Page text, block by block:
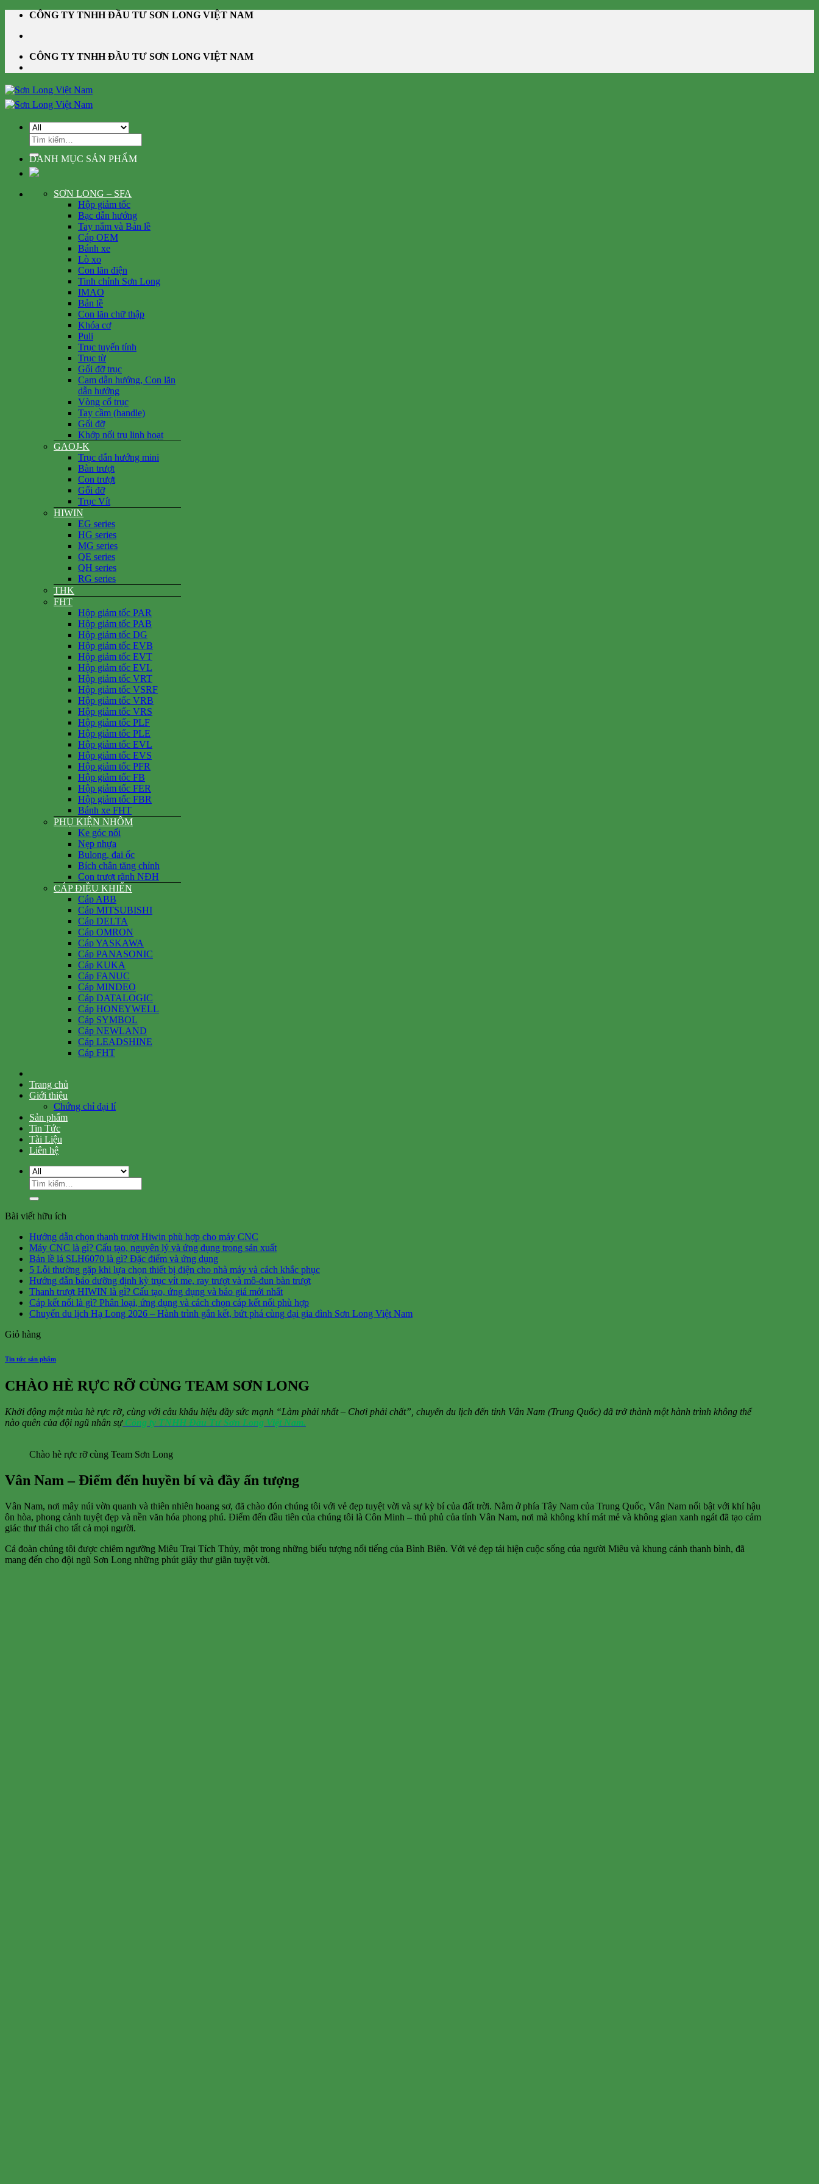
Skip
content
CÔNG TY TNHH ĐẦU TƯ SƠN LONG VIỆT NAM
CÔNG TY TNHH ĐẦU TƯ SƠN LONG VIỆT NAM
Tìm
kiếm:
DANH MỤC SẢN PHẨM
SƠN LONG – SFA
Hộp giảm tốc
Bạc dẫn hướng
Tay nắm và Bản lề
Cáp OEM
Bánh xe
Lò xo
Con lăn điện
Tinh chỉnh Sơn Long
IMAO
Bản lề
Con lăn chữ thập
Khóa cơ
Puli
Trục tuyến tính
Trục từ
Gối đỡ trục
Cam dẫn hướng, Con lăn
dẫn hướng
Vòng cổ trục
Tay cầm (handle)
Gối đỡ
Khớp nối trụ linh hoạt
GAOJ-K
Trục dẫn hướng mini
Bàn trượt
Con trượt
Gối đỡ
Trục Vít
HIWIN
EG series
HG series
MG series
QE series
QH series
RG series
THK
FHT
Hộp giảm tốc PAR
Hộp giảm tốc PAB
Hộp giảm tốc DG
Hộp giảm tốc EVB
Hộp giảm tốc EVT
Hộp giảm tốc EVL
Hộp giảm tốc VRT
Hộp giảm tốc VSRF
Hộp giảm tốc VRB
Hộp giảm tốc VRS
Hộp giảm tốc PLF
Hộp giảm tốc PLE
Hộp giảm tốc EVL
Hộp giảm tốc EVS
Hộp giảm tốc PFR
Hộp giảm tốc FB
Hộp giảm tốc FER
Hộp giảm tốc FBR
Bánh xe FHT
PHỤ KIỆN NHÔM
Ke góc nổi
Nẹp nhựa
Bulong, đai ốc
Bích chân tăng chỉnh
Con trượt rãnh NĐH
CÁP ĐIỀU KHIỂN
Cáp ABB
Cáp MITSUBISHI
Cáp DELTA
Cáp OMRON
Cáp YASKAWA
Cáp PANASONIC
Cáp KUKA
Cáp FANUC
Cáp MINDEO
Cáp DATALOGIC
Cáp HONEYWELL
Cáp SYMBOL
Cáp NEWLAND
Cáp LEADSHINE
Cáp FHT
Trang chủ
Giới thiệu
Chứng chỉ đại lí
Sản phẩm
Tin Tức
Tài Liệu
Liên hệ
Tìm
kiếm:
Bài viết hữu ích
Hướng dẫn chọn thanh trượt Hiwin phù hợp cho máy CNC
Máy CNC là gì? Cấu tạo, nguyên lý và ứng dụng trong sản xuất
Bản lề lá SLH6070 là gì? Đặc điểm và ứng dụng
5 Lỗi thường gặp khi lựa chọn thiết bị điện cho nhà máy và cách khắc phục
Hướng đẫn bảo dưỡng định kỳ trục vít me, ray trượt và mô-đun bàn trượt
Thanh trượt HIWIN là gì? Cấu tạo, ứng dụng và báo giá mới nhất
Cáp kết nối là gì? Phân loại, ứng dụng và cách chọn cáp kết nối phù hợp
Chuyến du lịch Hạ Long 2026 – Hành trình gắn kết, bứt phá cùng đại gia đình Sơn Long Việt Nam
Giỏ hàng
Tin tức sản phẩm
CHÀO HÈ RỰC RỠ CÙNG TEAM SƠN LONG
Khởi động một mùa hè rực rỡ, cùng với câu khẩu hiệu đầy sức mạnh “Làm phải nhất – Chơi phải chất”, chuyến du lịch đến tỉnh Vân Nam (Trung Quốc) đã trở thành một hành trình không thể
nào quên của đội ngũ nhân sự Công ty TNHH Đầu Tư Sơn Long Việt Nam.
Chào hè rực rỡ cùng Team Sơn Long
Vân Nam – Điểm đến huyền bí và đầy ấn tượng
Vân Nam, nơi mây núi vờn quanh và thiên nhiên hoang sơ, đã chào đón chúng tôi với vẻ đẹp tuyệt vời và sự kỳ bí của đất trời. Nằm ở phía Tây Nam của Trung Quốc, Vân Nam nổi bật với khí hậu
ôn hòa, phong cảnh tuyệt đẹp và nền văn hóa phong phú. Điểm đến đầu tiên của chúng tôi là Côn Minh – thủ phủ của tỉnh Vân Nam, nơi mà không khí mát mẻ và không gian xanh ngát đã tạo cảm
giác thư thái cho tất cả mọi người.
Cả đoàn chúng tôi được chiêm ngưỡng Miêu Trại Tích Thủy, một trong những biểu tượng nổi tiếng của Bình Biên. Với vẻ đẹp tái hiện cuộc sống của người Miêu và khung cảnh thanh bình, đã
mang đến cho đội ngũ Sơn Long những phút giây thư giãn tuyệt vời.